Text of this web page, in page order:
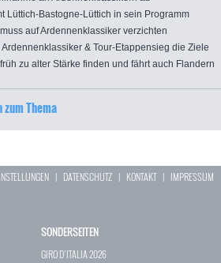
Lüttich-Bastogne-Lüttich in sein Programm
auf Ardennenklassiker verzichten
& Tour-Etappensieg die Ziele
zu alter Stärke finden und fährt auch Flandern
Thema
| DATENSCHUTZ | KONTAKT| IMPRESSUM
SONDERSEITEN
GIRO D`ITALIA 2026